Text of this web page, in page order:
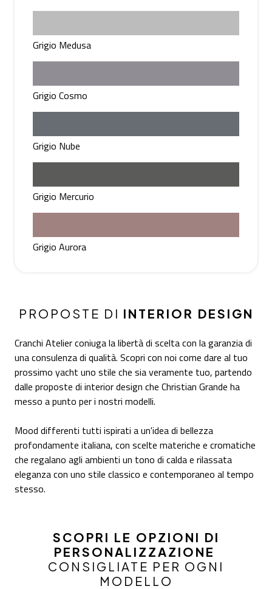
Grigio Medusa
Grigio Cosmo
Grigio Nube
Grigio Mercurio
Grigio Aurora
PROPOSTE DI INTERIOR DESIGN
Cranchi Atelier coniuga la libertà di scelta con la garanzia di
una consulenza di qualità. Scopri con noi come dare al tuo
prossimo yacht uno stile che sia veramente tuo, partendo
dalle proposte di interior design che Christian Grande ha
messo a punto per i nostri modelli.
Mood differenti tutti ispirati a un'idea di bellezza
profondamente italiana, con scelte materiche e cromatiche
che regalano agli ambienti un tono di calda e rilassata
eleganza con uno stile classico e contemporaneo al tempo
stesso.
SCOPRI LE OPZIONI DI
PERSONALIZZAZIONE
CONSIGLIATE PER OGNI
MODELLO